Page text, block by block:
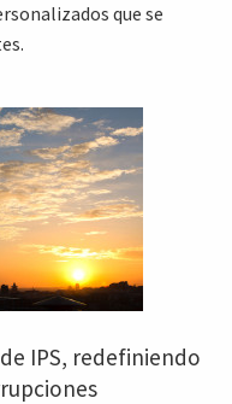
que se
IPS, redefiniendo